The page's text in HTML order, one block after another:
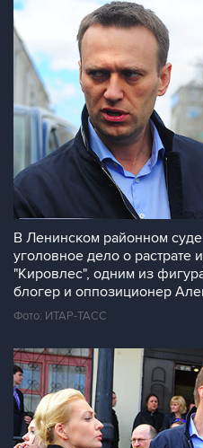
В Ленинском районном
уголовное дело о растрате
"Кировлес", одним из
блогер и оппозиционер
Фото: ИТАР-ТАСС